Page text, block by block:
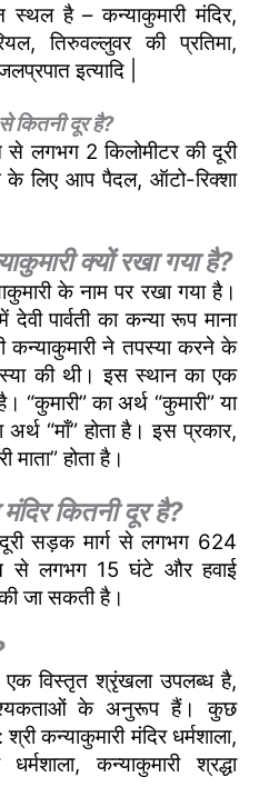
स्थल है – कन्याकुमारी मंदिर,
तिरुवल्लुवर की प्रतिमा,
इत्यादि |
कितनी दूर है?
से लगभग 2 किलोमीटर की दूरी
लिए आप पैदल, ऑटो-रिक्शा
क्यों रखा गया है?
के नाम पर रखा गया है।
देवी पार्वती का कन्या रूप माना
कन्याकुमारी ने तपस्या करने के
की थी। इस स्थान का एक
“कुमारी” का अर्थ “कुमारी” या
अर्थ “माँ” होता है। इस प्रकार,
माता” होता है।
कितनी दूर है?
दूरी सड़क मार्ग से लगभग 624
से लगभग 15 घंटे और हवाई
जा सकती है।
एक विस्तृत श्रृंखला उपलब्ध है,
के अनुरूप हैं। कुछ
कन्याकुमारी मंदिर धर्मशाला,
धर्मशाला, कन्याकुमारी श्रद्धा